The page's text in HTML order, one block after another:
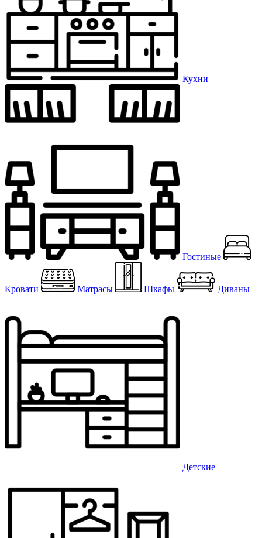
Кухни
Гостиные
Кровати Матрасы Шкафы Диваны
Детские